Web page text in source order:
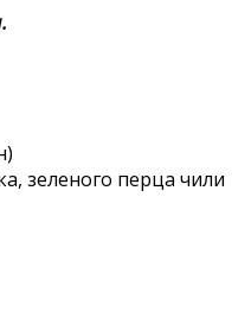
зеленого перца чили